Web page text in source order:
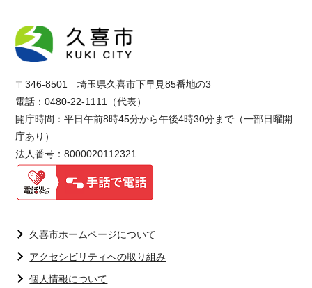
〒346-8501 埼玉県久喜市下早見85番地の3
電話：0480-22-1111（代表）
開庁時間：平日午前8時45分から午後4時30分まで（一部日曜開
庁あり）
法人番号：8000020112321
久喜市ホームページについて
アクセシビリティへの取り組み
個人情報について